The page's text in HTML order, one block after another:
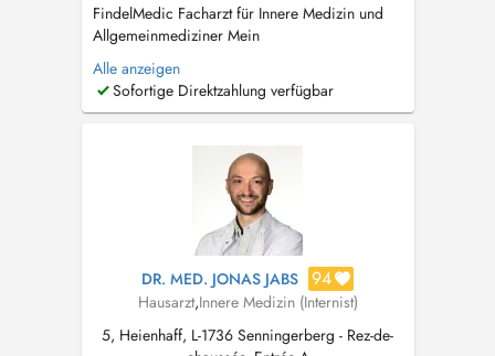
FindelMedic Facharzt für Innere Medizin und
Allgemeinmediziner Mein
Behandlungsspektrum umfasst unter anderem:
Herz-Kreislauf-Beschwerden, Herzrasen/
Herzstolpern (Palpitationen), geschwollene
oder chronisch), Atemnot, diagnostiziertes
oder vermutetes As...
Alle anzeigen
Sofortige Direktzahlung verfügbar
DR. MED. JONAS JABS 94
Hausarzt,Innere Medizin (Internist)
5, Heienhaff, L-1736 Senningerberg - Rez-de-